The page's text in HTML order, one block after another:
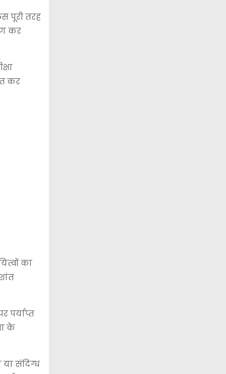
पूरी तरह
कर
कर
का
पर्याप्त
के
या संदिग्ध